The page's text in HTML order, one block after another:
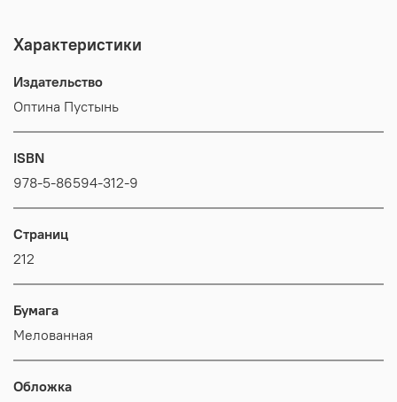
Характеристики
Издательство
Оптина Пустынь
ISBN
978-5-86594-312-9
Страниц
212
Бумага
Мелованная
Обложка